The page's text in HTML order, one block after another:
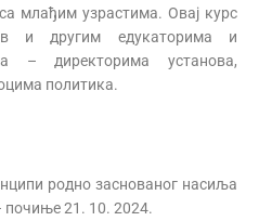
млађим узрастима. Овај курс
и другим едукаторима и
– директорима установа,
политика.
родно заснованог насиља
почиње 21. 10. 2024.